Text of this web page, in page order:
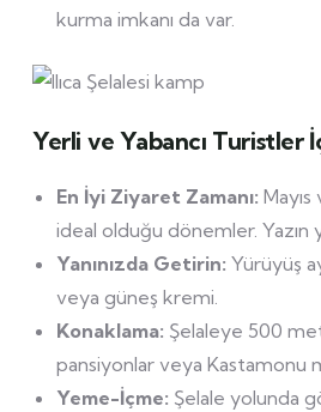
kurma imkanı da var.
Yerli ve Yabancı Turistler
En İyi Ziyaret Zamanı:
ideal olduğu dönemler.
Yanınızda Getirin: Yürüyüş
veya güneş kremi.
Konaklama: Şelaleye 500
pansiyonlar veya Kastamonu
Yeme-İçme: Şelale yolunda